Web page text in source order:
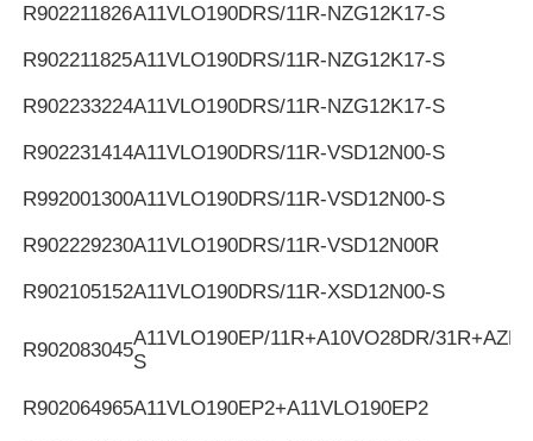
R902211826A11VLO190DRS/11R-NZG12K17-S
R902211825A11VLO190DRS/11R-NZG12K17-S
R902233224A11VLO190DRS/11R-NZG12K17-S
R902231414A11VLO190DRS/11R-VSD12N00-S
R992001300A11VLO190DRS/11R-VSD12N00-S
R902229230A11VLO190DRS/11R-VSD12N00R
R902105152A11VLO190DRS/11R-XSD12N00-S
R902083045
A11VLO190EP/11R+A10VO28DR/
S
R902064965A11VLO190EP2+A11VLO190EP2